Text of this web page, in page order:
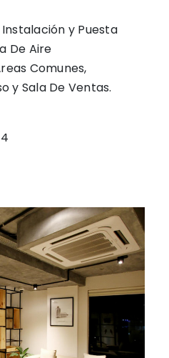
y Puesta
De Aire
Comunes,
y Sala De Ventas.